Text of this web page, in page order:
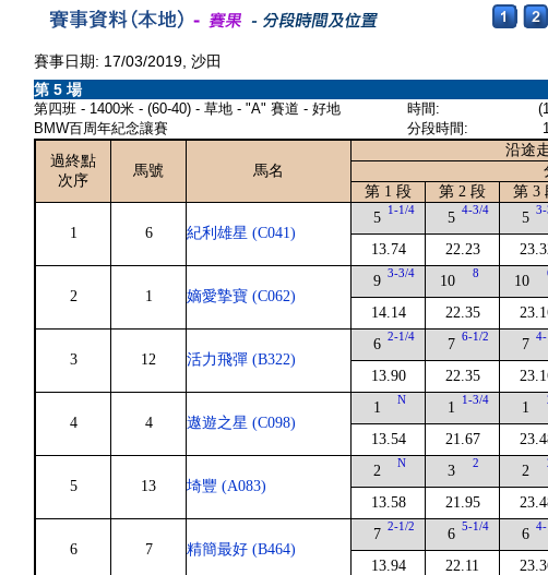
賽事日期: 17/03/2019, 沙田
第 5 場
第四班 - 1400米 - (60-40) - 草地 - "A" 賽道 - 好地
BMW百周年紀念讓賽
時間:
分段時間:
過終點
次序
馬號 馬名
沿途
第 1 段
第 2 段 第 3
1 6 紀利雄星 (C041)
5 1-1/4
13.74
5 4-3/4
22.23
5
2 1 嫡愛摯寶 (C062)
9 3-3/4
14.14
10 8
22.35
10
3 12 活力飛彈 (B322)
6 2-1/4
13.90
7 6-1/2
22.35
7
4 4 遨遊之星 (C098)
1 N
13.54
1 1-3/4
21.67
1
5 13 埼豐 (A083)
2 N
13.58
3 2
21.95
2
6 7 精簡最好 (B464)
7 2-1/2
13.94
6 5-1/4
22.11
6